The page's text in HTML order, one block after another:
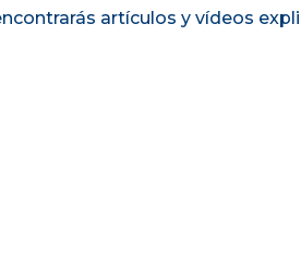
artículos y vídeos